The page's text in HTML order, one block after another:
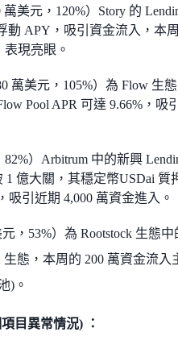
萬美元，120%）Story 的
動 APY，吸引資金流入，本
現亮眼。
萬美元，105%）為 Flow 生
Pool APR 可達 9.66%，吸
82%）Arbitrum 中的新興
億大關，其穩定幣USDai 質
吸引近期 4,000 萬資金進入。
元，53%）為 Rootstock 生態
態，本周的 200 萬資金流入
)。
目異常情況) ：